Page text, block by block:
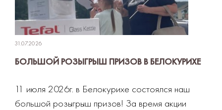
31.07.2026
БОЛЬШОЙ РОЗЫГРЫШ ПРИЗОВ В БЕЛОКУРИХЕ
11 июля 2026г. в Белокурихе состоялся наш
большой розыгрыш призов! За время акции